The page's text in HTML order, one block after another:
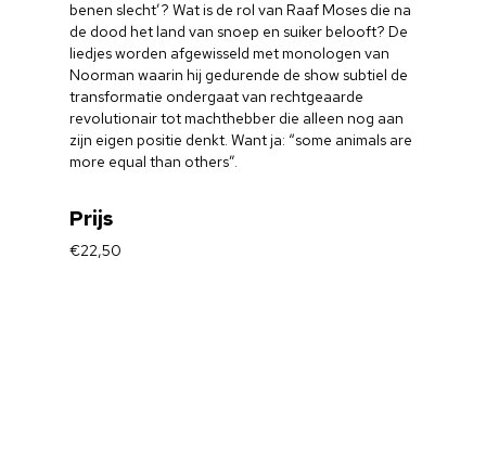
benen slecht’? Wat is de rol van Raaf Moses die na
de dood het land van snoep en suiker belooft? De
liedjes worden afgewisseld met monologen van
Noorman waarin hij gedurende de show subtiel de
transformatie ondergaat van rechtgeaarde
revolutionair tot machthebber die alleen nog aan
zijn eigen positie denkt. Want ja: “some animals are
more equal than others”.
Prijs
€22,50